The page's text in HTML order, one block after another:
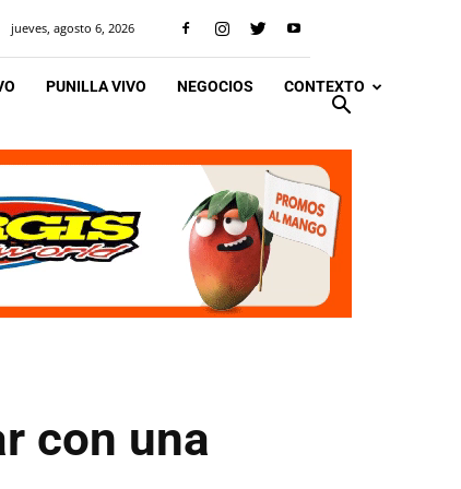
jueves, agosto 6, 2026
PUNILLA VIVO NEGOCIOS CONTEXTO
con una